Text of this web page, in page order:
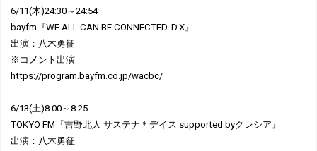
6/11(木)24:30～24:54
bayfm『WE ALL CAN BE CONNECTED. D.X』
出演：八木勇征
※コメント出演
https://program.bayfm.co.jp/wacbc/
6/13(土)8:00～8:25
TOKYO FM『吉野北人 サステナ＊デイス supported byクレシア』
出演：八木勇征